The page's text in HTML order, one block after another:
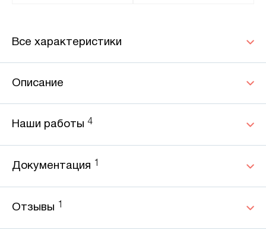
Все характеристики
Описание
Наши работы 4
Документация
Отзывы